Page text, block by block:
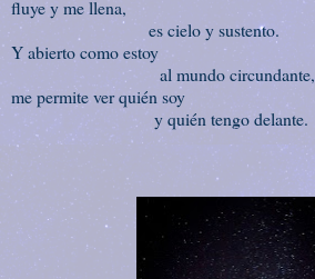
fluye y me llena,
es cielo y sustento.
Y abierto como estoy
al mundo circundante,
me permite ver quién soy
y quién tengo delante.